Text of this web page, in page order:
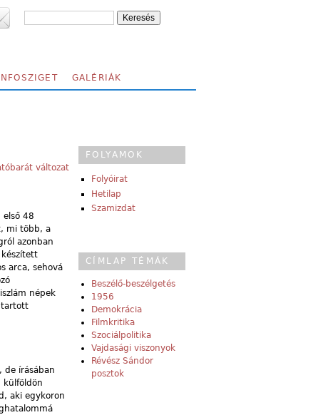
INFOSZIGET GALÉRIÁK
változat
első 48
mi több, a
azonban
arca, sehová
népek
tartott
de írásában
külföldön
aki egykoron
FOLYAMOK
Folyóirat
Hetilap
Szamizdat
CÍMLAP TÉMÁK
Beszélő-beszélgetés
1956
Demokrácia
Filmkritika
Szociálpolitika
Vajdasági viszonyok
Révész Sándor
posztok